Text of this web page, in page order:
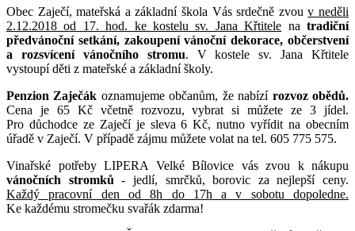
Obec Zaječí, mateřská a základní škola Vás srdečně zvouv neděli
2.12.2018 od 17. hod. ke kostelu sv. Jana Křtitele na tradiční
předvánoční setkání, zakoupenívánočnídekorace, občerstvení
a rozsvícení vánočního stromu. V kostele sv. Jana Křtitele
vystoupí děti z mateřské a základní školy.
Penzion Zaječák oznamujeme občanům, že nabízí rozvoz obědů.
Cena je 65 Kč včetně rozvozu, vybrat si můžete ze 3 jídel.
Pro důchodce ze Zaječí je sleva 6 Kč, nutno vyřídit na obecním
úřadě v Zaječí. V případě zájmu můžete volat na tel. 605 775 575.
Vinařské potřeby LIPERA Velké Bílovice vás zvou k nákupu
vánočních stromků - jedlí, smrčků, borovic za nejlepší ceny.
Každý pracovní den od 8h do 17h a v sobotu dopoledne.
Ke každému stromečku svařák zdarma!